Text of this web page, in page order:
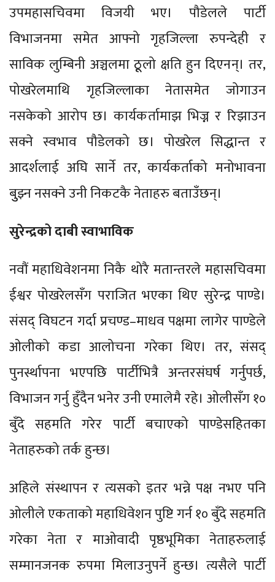
उपमहासचिवमा विजयी भए। पौडेलले पार्टी
विभाजनमा समेत आफ्नो गृहजिल्ला रुपन्देही र
साविक लुम्बिनी अञ्चलमा ठूूलो क्षति हुन दिएनन्। तर,
पोखरेलमाथि गृहजिल्लाका नेतासमेत जोगाउन
नसकेको आरोप छ। कार्यकर्तामाझ भिज्न र रिझाउन
सक्ने स्वभाव पौडेलको छ। पोखरेल सिद्धान्त र
आदर्शलाई अघि सार्ने तर, कार्यकर्ताको मनोभावना
बुुझ्न नसक्ने उनी निकटकै नेताहरु बताउँछन्।
सुरेन्द्रको दाबी स्वाभाविक
नवौं महाधिवेशनमा निकै थोरै मतान्तरले महासचिवमा
ईश्वर पोखरेलसँग पराजित भएका थिए सुरेन्द्र पाण्डे।
संसद् विघटन गर्दा प्रचण्ड–माधव पक्षमा लागेर पाण्डेले
ओलीको कडा आलोचना गरेका थिए। तर, संसद्
पुनर्स्थापना भएपछि पार्टीभित्रै अन्तरसंघर्ष गर्नुपर्छ,
विभाजन गर्नु हुँदैन भनेर उनी एमालेमै रहे। ओलीसँग १०
बुँदे सहमति गरेर पार्टी बचाएको पाण्डेसहितका
नेताहरुको तर्क हुन्छ।
अहिले संस्थापन र त्यसको इतर भन्ने पक्ष नभए पनि
ओलीले एकताको महाधिवेशन पुष्टि गर्न १० बुँदे सहमति
गरेका नेता र माओवादी पृष्ठभूमिका नेताहरुलाई
सम्मानजनक रुपमा मिलाउनुपर्ने हुन्छ। त्यसैले पार्टी